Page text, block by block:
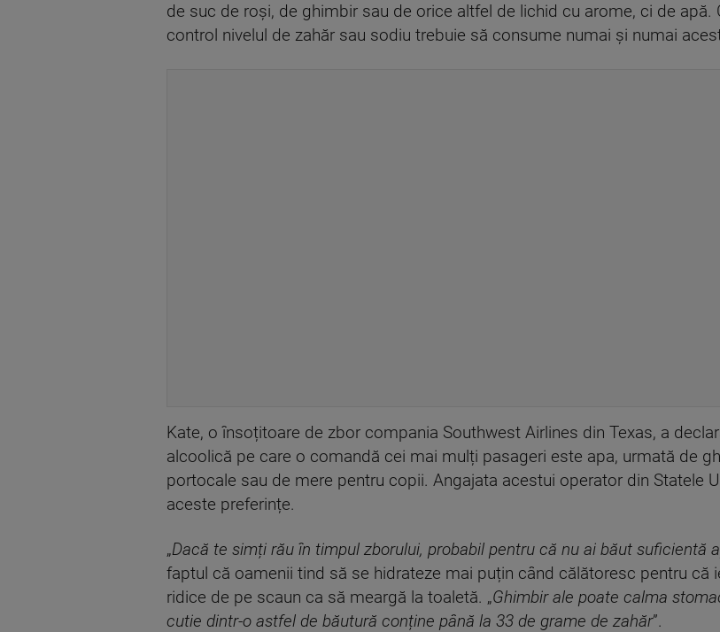
de suc de roși, de ghimbir sau de orice altfel de lichid cu arome, ci de
control nivelul de zahăr sau sodiu trebuie să consume numai și numai
Kate, o însoțitoare de zbor compania Southwest Airlines din Texas, a
alcoolică pe care o comandă cei mai mulți pasageri este apa, urmată de
portocale sau de mere pentru copii. Angajata acestui operator din Statele
aceste preferințe.
„Dacă te simți rău în timpul zborului, probabil pentru că nu ai băut suficientă
faptul că oamenii tind să se hidrateze mai puțin când călătoresc pentru că
ridice de pe scaun ca să meargă la toaletă. „Ghimbir ale poate calma
cutie dintr-o astfel de băutură conține până la 33 de grame de zahăr”.